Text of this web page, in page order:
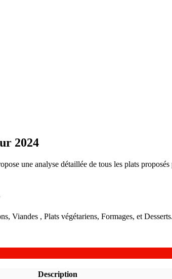
2024
une analyse détaillée de tous les plats
Viandes , Plats végétariens, Formages, et Desserts.
Description